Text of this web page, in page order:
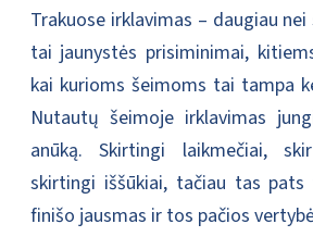
Trakuose irklavimas – daugiau
tai jaunystės prisiminimai,
kai kurioms šeimoms tai tampa
Nutautų šeimoje irklavimas
anūką. Skirtingi laikmečiai,
skirtingi iššūkiai, tačiau tas
finišo jausmas ir tos pačios